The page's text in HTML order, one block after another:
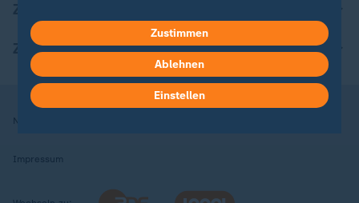
ZDFheute Apps
Nutzungsbedingungen
Impressum
in deinen Einstellungen widerrufen oder ändern.
Hier findest du das Impressum.
Weitere Informationen findest du in unserer
Datenschutzerklärung.
Zustimmen
Ablehnen
Einstellen